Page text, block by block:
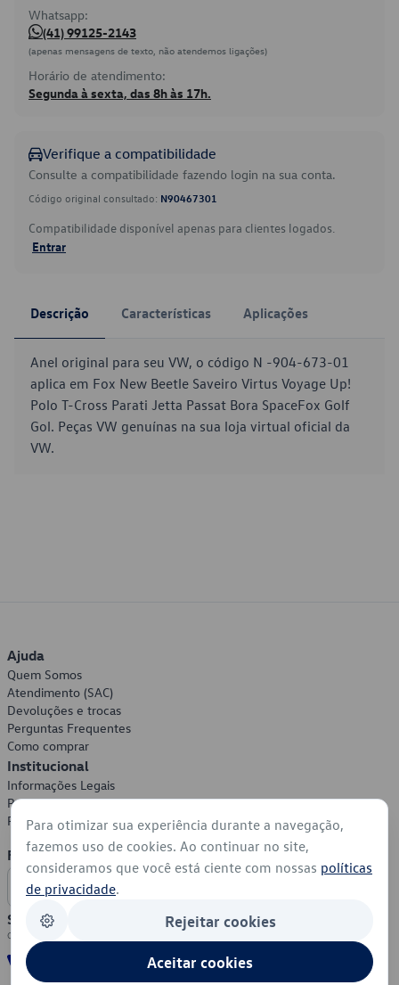
Whatsapp:
(41) 99125-2143
(apenas mensagens de texto, não atendemos ligações)
Horário de atendimento:
Segunda à sexta, das 8h às 17h.
Verifique a compatibilidade
Consulte a compatibilidade fazendo login na sua conta.
Código original consultado: N90467301
Compatibilidade disponível apenas para clientes logados.
Entrar
Descrição Características Aplicações
Anel original para seu VW, o código N -904-673-01
aplica em Fox New Beetle Saveiro Virtus Voyage Up!
Polo T-Cross Parati Jetta Passat Bora SpaceFox Golf
Gol. Peças VW genuínas na sua loja virtual oficial da
VW.
Ajuda
Quem Somos
Atendimento (SAC)
Devoluções e trocas
Perguntas Frequentes
Como comprar
Institucional
Informações Legais
Política de Privacidade
Política de Cookies
Formas de Pagamento
Segurança
Para otimizar sua experiência durante a navegação,
fazemos uso de cookies. Ao continuar no site,
consideramos que você está ciente com nossas políticas
de privacidade.
Rejeitar cookies
Aceitar cookies